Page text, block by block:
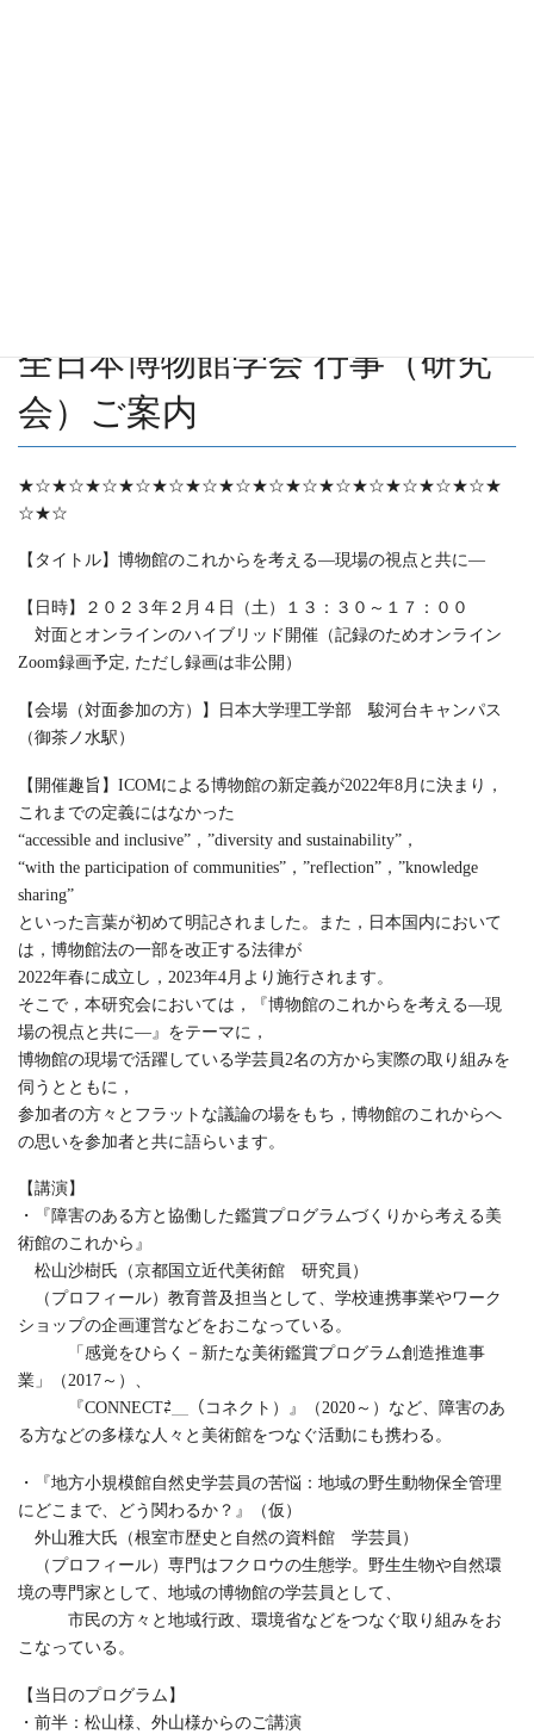
全日本博物館学会 行事（研究
会）ご案内
★☆★☆★☆★☆★☆★☆★☆★☆★☆★☆★☆★☆★☆★☆★
☆★☆
【タイトル】博物館のこれからを考える―現場の視点と共に―
【日時】２０２３年２月４日（土）１３：３０～１７：００
対面とオンラインのハイブリッド開催（記録のためオンライン
Zoom録画予定, ただし録画は非公開）
【会場（対面参加の方）】日本大学理工学部 駿河台キャンパス
（御茶ノ水駅）
【開催趣旨】ICOMによる博物館の新定義が2022年8月に決まり，
これまでの定義にはなかった
“accessible and inclusive”，”diversity and sustainability”，
“with the participation of communities”，”reflection”，”knowledge
sharing”
といった言葉が初めて明記されました。また，日本国内において
は，博物館法の一部を改正する法律が
2022年春に成立し，2023年4月より施行されます。
そこで，本研究会においては，『博物館のこれからを考える―現
場の視点と共に―』をテーマに，
博物館の現場で活躍している学芸員2名の方から実際の取り組みを
伺うとともに，
参加者の方々とフラットな議論の場をもち，博物館のこれからへ
の思いを参加者と共に語らいます。
【講演】
・『障害のある方と協働した鑑賞プログラムづくりから考える美
術館のこれから』
松山沙樹氏（京都国立近代美術館 研究員）
（プロフィール）教育普及担当として、学校連携事業やワーク
ショップの企画運営などをおこなっている。
「感覚をひらく－新たな美術鑑賞プログラム創造推進事
業」（2017～）、
『CONNECT⇄＿（コネクト）』（2020～）など、障害のあ
る方などの多様な人々と美術館をつなぐ活動にも携わる。
・『地方小規模館自然史学芸員の苦悩：地域の野生動物保全管理
にどこまで、どう関わるか？』（仮）
外山雅大氏（根室市歴史と自然の資料館 学芸員）
（プロフィール）専門はフクロウの生態学。野生生物や自然環
境の専門家として、地域の博物館の学芸員として、
市民の方々と地域行政、環境省などをつなぐ取り組みをお
こなっている。
【当日のプログラム】
・前半：松山様、外山様からのご講演